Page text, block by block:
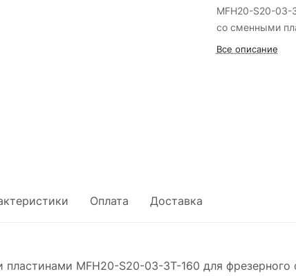
MFH20-S20-03-
со сменными
Все описание
Оплата Доставка
MFH20-S20-03-3T-160 для